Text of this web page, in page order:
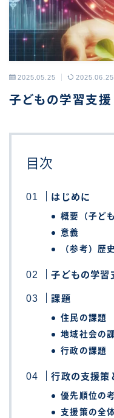
2025.05.25 2025.06.25
子どもの学習支援
目次
はじめに
概要（子ど
意義
（参考）歴
子どもの学習
課題
住民の課題
地域社会の
行政の課題
行政の支援策
優先順位の
支援策の全